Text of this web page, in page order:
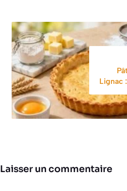
Lignac
Laisser un commentaire